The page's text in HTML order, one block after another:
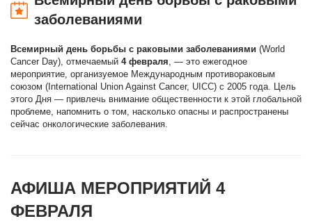
заболеваниями
Всемирный день борьбы с раковыми заболеваниями (World
Cancer Day), отмечаемый 4 февраля, — это ежегодное
мероприятие, организуемое Международным противораковым
союзом (International Union Against Cancer, UICC) с 2005 года. Цель
этого Дня — привлечь внимание общественности к этой глобальной
проблеме, напомнить о том, насколько опасны и распространены
сейчас онкологические заболевания.
АФИША МЕРОПРИЯТИЙ 4
ФЕВРАЛЯ